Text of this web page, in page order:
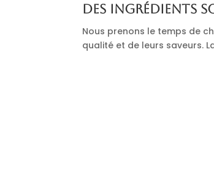
Des ingrédients
Nous prenons le temps de
qualité et de leurs saveurs.